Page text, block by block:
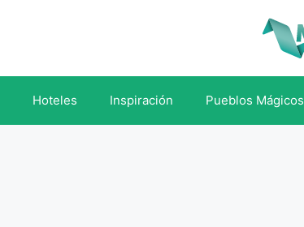
Hoteles Inspiración Pueblos Mágicos